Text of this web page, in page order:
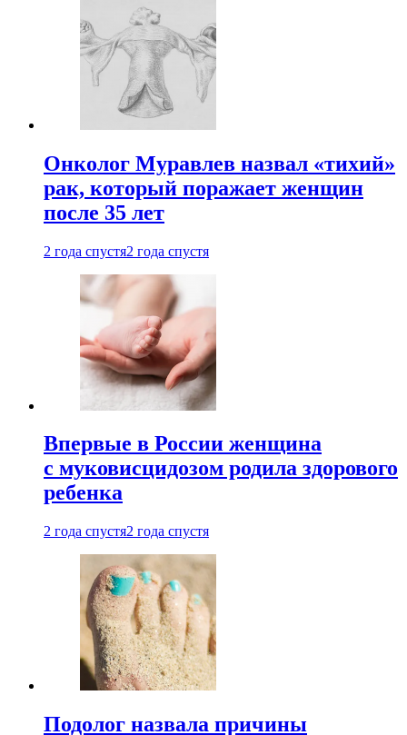
Онколог Муравлев назвал «тихий»
рак, который поражает женщин
после 35 лет
2 года спустя2 года спустя
Впервые в России женщина
с муковисцидозом родила здорового
ребенка
2 года спустя2 года спустя
Подолог назвала причины